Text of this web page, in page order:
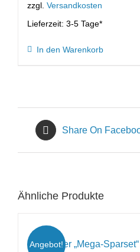
zzgl. Versandkosten
Lieferzeit: 3-5 Tage*
In den Warenkorb
Share On
Ähnliche Produkte
Angebot!
Ersatzfilter „Mega-